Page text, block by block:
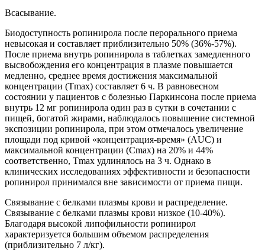
Всасывание.
Биодоступность ропинирола после перорального приема
невысокая и составляет приблизительно 50% (36%-57%).
После приема внутрь ропинирола в таблетках замедленного
высвобождения его концентрация в плазме повышается
медленно, среднее время достижения максимальной
концентрации (Тmax) составляет 6 ч. В равновесном
состоянии у пациентов с болезнью Паркинсона после приема
внутрь 12 мг ропинирола один раз в сутки в сочетании с
пищей, богатой жирами, наблюдалось повышение системной
экспозиции ропинирола, при этом отмечалось увеличение
площади под кривой «концентрация-время» (AUC) и
максимальной концентрации (Сmax) на 20% и 44%
соответственно, Тmax удлинялось на 3 ч. Однако в
клинических исследованиях эффективности и безопасности
ропинирол принимался вне зависимости от приема пищи.
Связывание с белками плазмы крови и распределение.
Связывание с белками плазмы крови низкое (10-40%).
Благодаря высокой липофильности ропинирол
характеризуется большим объемом распределения
(приблизительно 7 л/кг).